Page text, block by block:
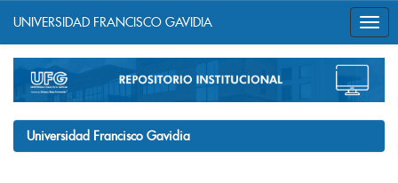
navigation
UNIVERSIDAD FRANCISCO GAVIDIA
Universidad Francisco Gavidia